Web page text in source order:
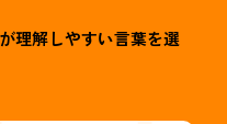
理解しやすい言葉を選